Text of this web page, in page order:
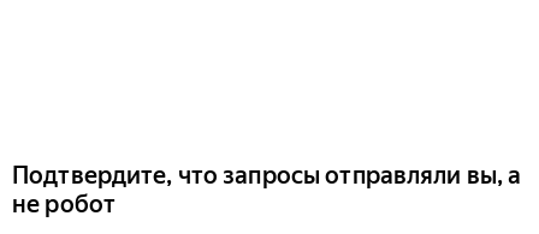
Подтвердите, что запросы отправляли вы, а
не робот